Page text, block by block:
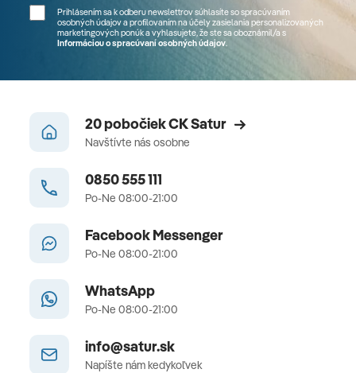
Prihlásením sa k odberu newslettrov súhlasíte so spracúvaním
osobných údajov a profilovaním na účely zasielania personalizovaných
marketingových ponúk a vyhlasujete, že ste sa oboznámil/a s
Informáciou o spracúvaní osobných údajov.
20 pobočiek CK Satur
Navštívte nás osobne
0850 555 111
Po-Ne 08:00-21:00
Facebook Messenger
Po-Ne 08:00-21:00
WhatsApp
Po-Ne 08:00-21:00
info@satur.sk
Napíšte nám kedykoľvek